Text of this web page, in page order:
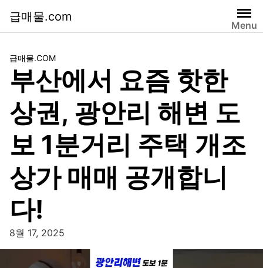
급매물.com
Menu
급매물.COM
부산에서 요즘 핫한
상권, 광안리 해변 도
보 1분거리 주택 개조
상가 매매 공개합니
다!
8월 17, 2025